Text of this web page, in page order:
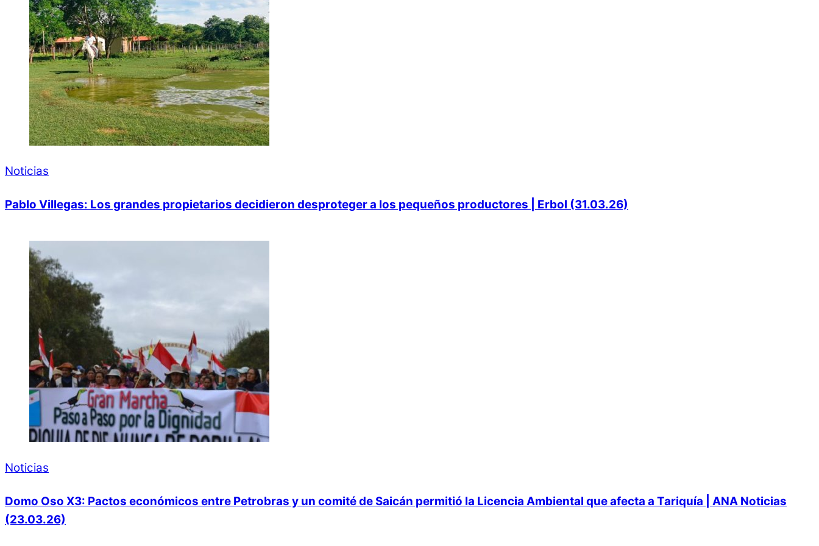
Noticias
Pablo Villegas: Los grandes propietarios decidieron desproteger a los pequeños productores | Erbol (31.03.26)
Noticias
Domo Oso X3: Pactos económicos entre Petrobras y un comité de Saicán permitió la Licencia Ambiental que afecta a Tariquía | ANA Noticias
(23.03.26)